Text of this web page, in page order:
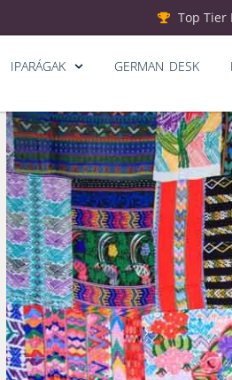
Top Tier
IPARÁGAK GERMAN DESK